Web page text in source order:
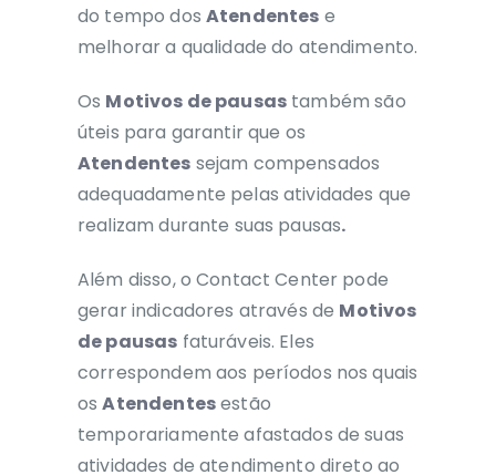
do tempo dos Atendentes e
melhorar a qualidade do atendimento.
Os Motivos de pausas também são
úteis para garantir que os
Atendentes sejam compensados
adequadamente pelas atividades que
realizam durante suas pausas.
Além disso, o Contact Center pode
gerar indicadores através de Motivos
de pausas faturáveis. Eles
correspondem aos períodos nos quais
osAtendentesestão
temporariamente afastados de suas
atividades de atendimento direto ao